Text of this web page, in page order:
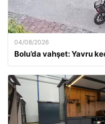
04/08/2026
Bolu’da vahşet: Yavru